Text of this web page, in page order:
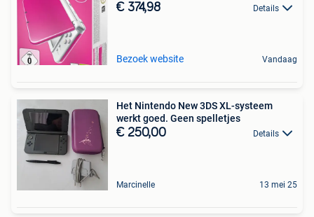
€ 374,98 Details
Bezoek website Vandaag
Het Nintendo New 3DS XL-systeem
werkt goed. Geen spelletjes
€ 250,00 Details
Marcinelle 13 mei 25